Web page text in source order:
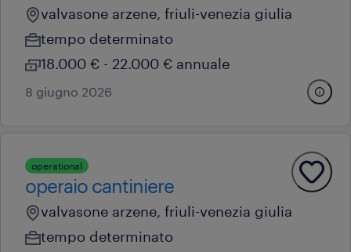
valvasone arzene, friuli-venezia giulia
tempo determinato
18.000 € - 22.000 € annuale
8 giugno 2026
operational
operaio cantiniere
valvasone arzene, friuli-venezia giulia
tempo determinato